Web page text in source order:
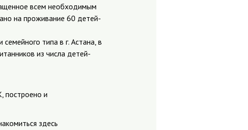
всем необходимым
на проживание 60 детей-
типа в г. Астана, в
из числа детей-
построено и
здесь